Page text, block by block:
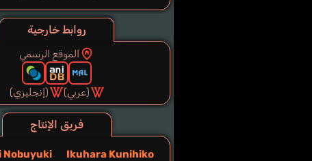
روابط خارجية
الموقع الرسمي
(عربي) (إنجليزي)
فريق الإنتاج
Ikuhara Kunihiko
Nobuyuki